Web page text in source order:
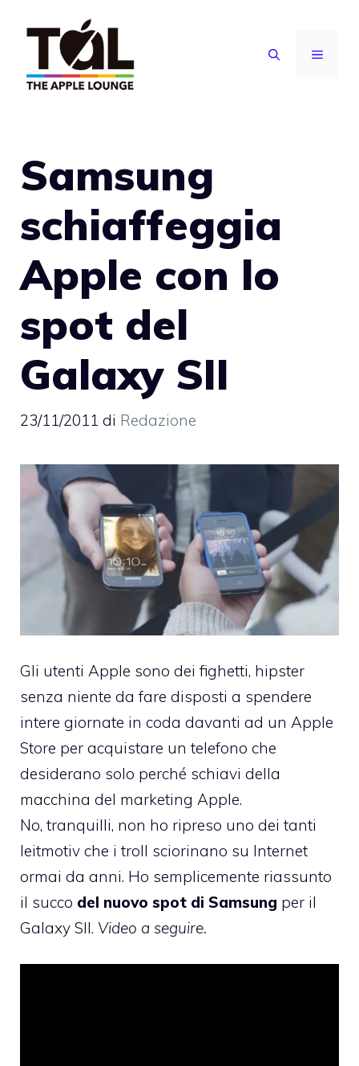
contenuto
MENU
Samsung
schiaffeggia
Apple con lo
spot del
Galaxy SII
23/11/2011 di Redazione
Gli utenti Apple sono dei fighetti, hipster
senza niente da fare disposti a spendere
intere giornate in coda davanti ad un Apple
Store per acquistare un telefono che
desiderano solo perché schiavi della
macchina del marketing Apple.
No, tranquilli, non ho ripreso uno dei tanti
leitmotiv che i troll sciorinano su Internet
ormai da anni. Ho semplicemente riassunto
il succo del nuovo spot di Samsung per il
Galaxy SII. Video a seguire.